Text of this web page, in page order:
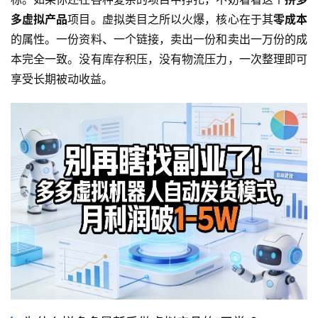
多虚拟产品项目。虚拟类目之所以火爆，核心在于其零成本
的属性。一份资料、一个链接，卖出一份和卖出一万份的成
本完全一致。没有库存积压，没有物流压力，一次整理即可
享受长期被动收益。